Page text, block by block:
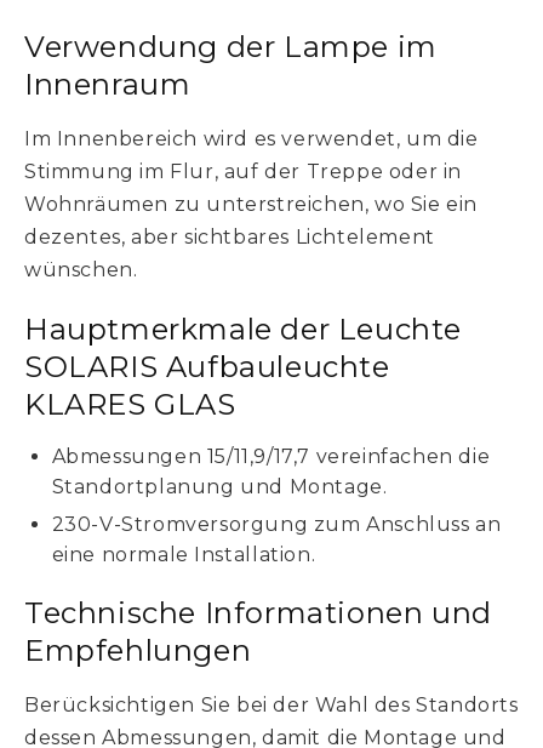
Verwendung der Lampe im
Innenraum
Im Innenbereich wird es verwendet, um die
Stimmung im Flur, auf der Treppe oder in
Wohnräumen zu unterstreichen, wo Sie ein
dezentes, aber sichtbares Lichtelement
wünschen.
Hauptmerkmale der Leuchte
SOLARIS Aufbauleuchte
KLARES GLAS
Abmessungen 15/11,9/17,7 vereinfachen die
Standortplanung und Montage.
230-V-Stromversorgung zum Anschluss an
eine normale Installation.
Technische Informationen und
Empfehlungen
Berücksichtigen Sie bei der Wahl des Standorts
dessen Abmessungen, damit die Montage und